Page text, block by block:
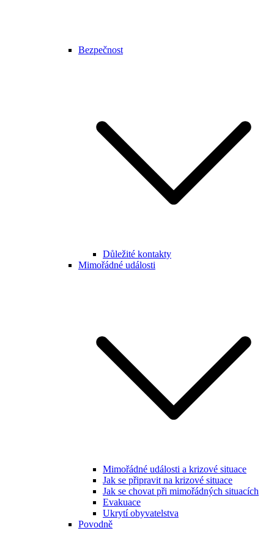
Bezpečnost
Důležité kontakty
Mimořádné události
Mimořádné události a krizové situace
Jak se připravit na krizové situace
Jak se chovat při mimořádných situacích
Evakuace
Ukrytí obyvatelstva
Povodně